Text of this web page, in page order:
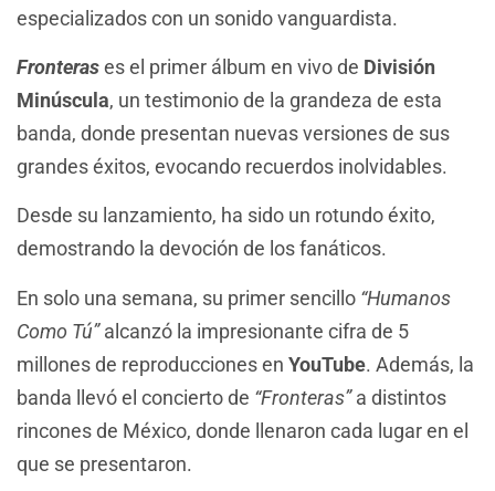
especializados con un sonido vanguardista.
Fronterases el primer álbum en vivo de División
Minúscula, un testimonio de la grandeza de esta
banda, donde presentan nuevas versiones de sus
grandes éxitos, evocando recuerdos inolvidables.
Desde su lanzamiento, ha sido un rotundo éxito,
demostrando la devoción de los fanáticos.
En solo una semana, su primer sencillo “Humanos
Como Tú”alcanzó la impresionante cifra de 5
millones de reproducciones en YouTube. Además, la
banda llevó el concierto de “Fronteras”a distintos
rincones de México, donde llenaron cada lugar en el
que se presentaron.